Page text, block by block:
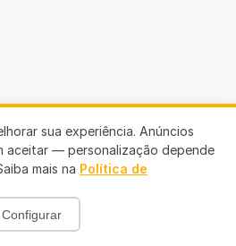
sua experiência. Anúncios
aceitar — personalização depende
mais na Política de
Configurar